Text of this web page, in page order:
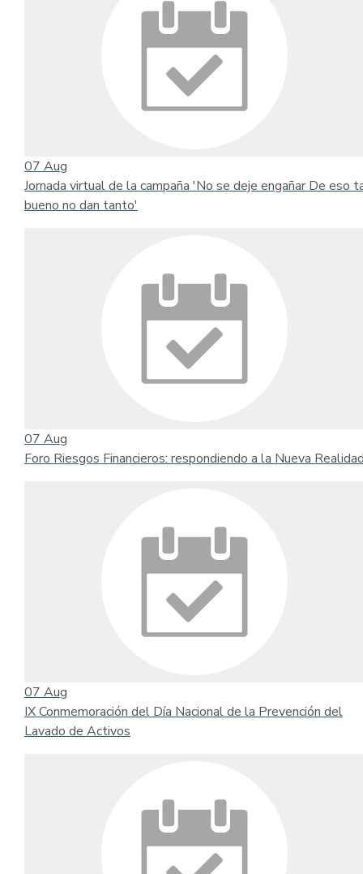
07 Aug
Jornada virtual de la campaña 'No se deje engañar De eso
bueno no dan tanto'
07 Aug
Foro Riesgos Financieros: respondiendo a la Nueva
07 Aug
IX Conmemoración del Día Nacional de la Prevención del
Lavado de Activos